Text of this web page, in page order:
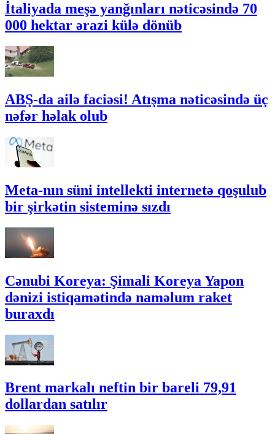
İtaliyada meşə yanğınları nəticəsində 70
000 hektar ərazi külə dönüb
ABŞ-da ailə faciəsi! Atışma nəticəsində üç
nəfər həlak olub
Meta-nın süni intellekti internetə qoşulub
bir şirkətin sisteminə sızdı
Cənubi Koreya: Şimali Koreya Yapon
dənizi istiqamətində naməlum raket
buraxdı
Brent markalı neftin bir bareli 79,91
dollardan satılır